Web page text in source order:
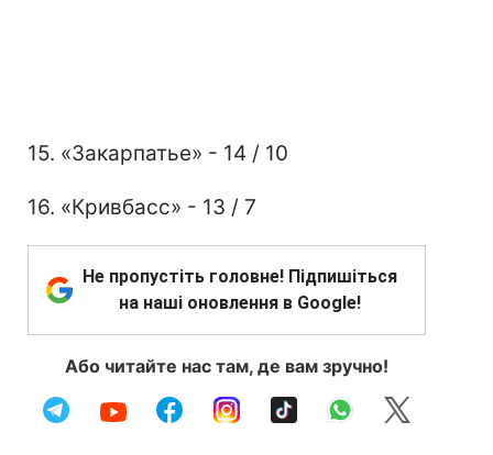
15. «Закарпатье» - 14 / 10
16. «Кривбасс» - 13 / 7
Не пропустіть головне! Підпишіться
на наші оновлення в Google!
Або читайте нас там, де вам зручно!